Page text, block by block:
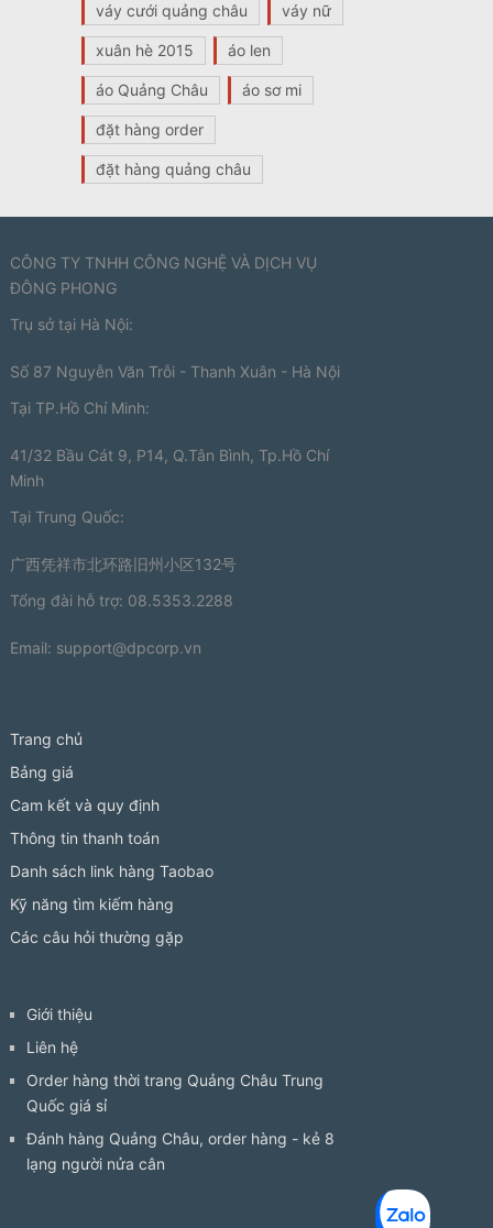
váy cưới quảng châu váy nữ
xuân hè 2015 áo len
áo Quảng Châu áo sơ mi
đặt hàng order
đặt hàng quảng châu
CÔNG TY TNHH CÔNG NGHỆ VÀ DỊCH VỤ
ĐÔNG PHONG
Trụ sở tại Hà Nội:
Số 87 Nguyễn Văn Trỗi - Thanh Xuân - Hà Nội
Tại TP.Hồ Chí Minh:
41/32 Bầu Cát 9, P14, Q.Tân Bình, Tp.Hồ Chí
Minh
Tại Trung Quốc:
广西凭祥市北环路旧州小区132号
Tổng đài hỗ trợ: 08.5353.2288
Email: support@dpcorp.vn
Trang chủ
Bảng giá
Cam kết và quy định
Thông tin thanh toán
Danh sách link hàng Taobao
Kỹ năng tìm kiếm hàng
Các câu hỏi thường gặp
Giới thiệu
Liên hệ
Order hàng thời trang Quảng Châu Trung
Quốc giá sỉ
Đánh hàng Quảng Châu, order hàng - kẻ 8
lạng người nửa cân